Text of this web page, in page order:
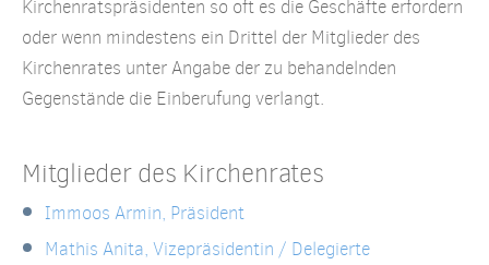
Kirchenratspräsidenten so oft es die Geschäfte erfordern
oder wenn mindestens ein Drittel der Mitglieder des
Kirchenrates unter Angabe der zu behandelnden
Gegenstände die Einberufung verlangt.
Mitglieder des Kirchenrates
Immoos Armin, Präsident
Mathis Anita, Vizepräsidentin / Delegierte